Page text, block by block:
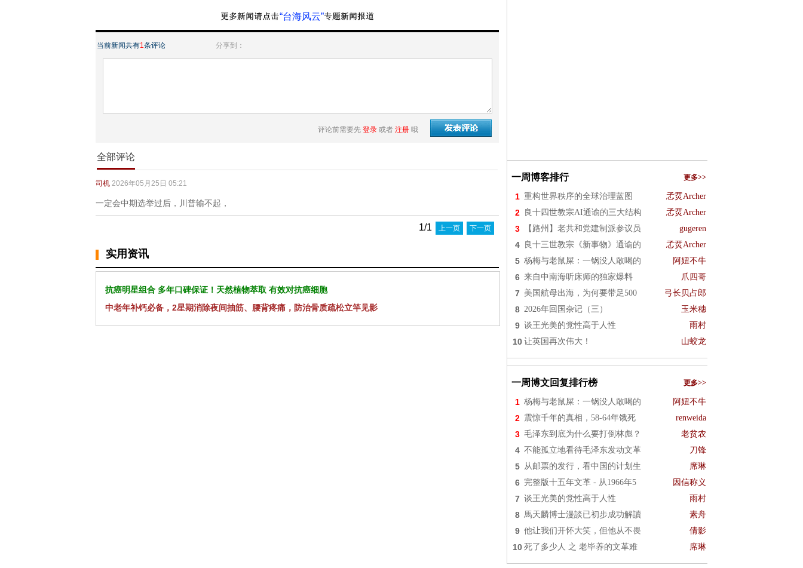
“台海风云”
当前新闻共有1条评论 分享到：
评论前需要先 登录 或者 注册 哦
全部评论
司机 2026年05月25日 05:21
一定会中期选举过后，川普输不起，
1/1 上一页 下一页
实用资讯
抗癌明星组合 多年口碑保证！天然植物萃取 有效对抗癌细胞
中老年补钙必备，2星期消除夜间抽筋、腰背疼痛，防治骨质疏松立竿见影
一周博客排行 更多>>
1 重构世界秩序的全球治理蓝图 孞烎Archer
2 良十四世教宗AI通谕的三大结构 孞烎Archer
3 【路州】老共和党建制派参议员 gugeren
4 良十三世教宗《新事物》通谕的 孞烎Archer
5 杨梅与老鼠屎：一锅没人敢喝的 阿妞不牛
6 来自中南海听床师的独家爆料 爪四哥
7 美国航母出海，为何要带足500 弓长贝占郎
8 2026年回国杂记（三） 玉米穗
9 谈王光美的党性高于人性 雨村
10 让英国再次伟大！ 山蛟龙
一周博文回复排行榜 更多>>
1 杨梅与老鼠屎：一锅没人敢喝的 阿妞不牛
2 震惊千年的真相，58-64年饿死 renweida
3 毛泽东到底为什么要打倒林彪？ 老贫农
4 不能孤立地看待毛泽东发动文革 刀锋
5 从邮票的发行，看中国的计划生 席琳
6 完整版十五年文革 - 从1966年5 因信称义
7 谈王光美的党性高于人性 雨村
8 馬天麟博士漫談已初步成功解讀 素舟
9 他让我们开怀大笑，但他从不畏 倩影
10 死了多少人 之 老毕养的文革难 席琳